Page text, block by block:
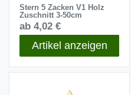
Stern 5 Zacken V1 Holz
Zuschnitt 3-50cm
ab 4,02 €
Artikel anzeigen